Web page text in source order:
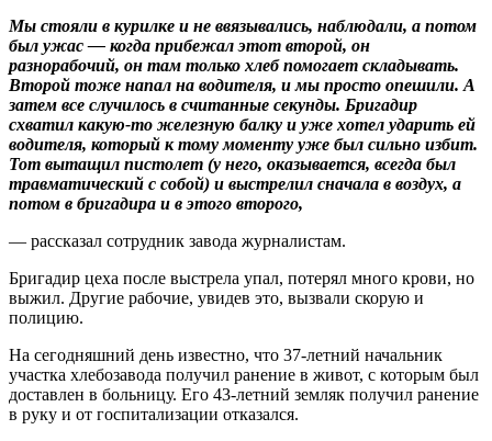
Мы стояли в курилке и не ввязывались, наблюдали, а потом
был ужас — когда прибежал этот второй, он
разнорабочий, он там только хлеб помогает складывать.
Второй тоже напал на водителя, и мы просто опешили. А
затем все случилось в считанные секунды. Бригадир
схватил какую-то железную балку и уже хотел ударить ей
водителя, который к тому моменту уже был сильно избит.
Тот вытащил пистолет (у него, оказывается, всегда был
травматический с собой) и выстрелил сначала в воздух, а
потом в бригадира и в этого второго,
— рассказал сотрудник завода журналистам.
Бригадир цеха после выстрела упал, потерял много крови, но
выжил. Другие рабочие, увидев это, вызвали скорую и
полицию.
На сегодняшний день известно, что 37-летний начальник
участка хлебозавода получил ранение в живот, с которым был
доставлен в больницу. Его 43-летний земляк получил ранение
в руку и от госпитализации отказался.